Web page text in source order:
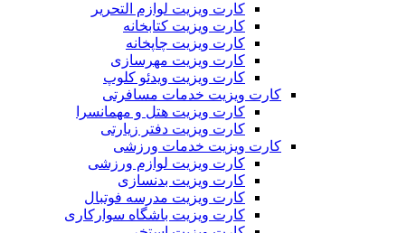
کارت ویزیت لوازم التحریر
کارت ویزیت کتابخانه
کارت ویزیت چاپخانه
کارت ویزیت مهرسازی
کارت ویزیت ویدئو کلوپ
کارت ویزیت خدمات مسافرتی
کارت ویزیت هتل و مهمانسرا
کارت ویزیت دفتر زیارتی
کارت ویزیت خدمات ورزشی
کارت ویزیت لوازم ورزشی
کارت ویزیت بدنسازی
کارت ویزیت مدرسه فوتبال
کارت ویزیت باشگاه سوارکاری